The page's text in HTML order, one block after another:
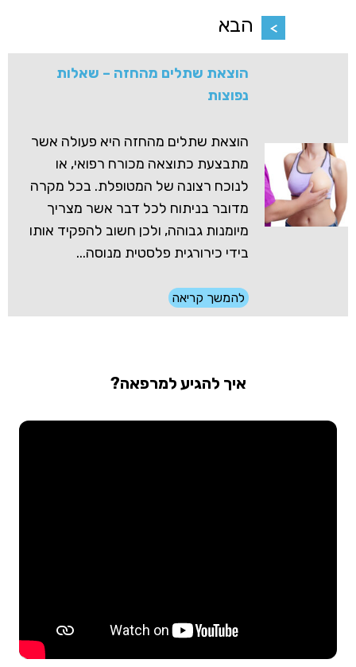
הבא
הוצאת שתלים מהחזה – שאלות
נפוצות
הוצאת שתלים מהחזה היא פעולה אשר
מתבצעת כתוצאה מכורח רפואי, או
לנוכח רצונה של המטופלת. בכל מקרה
מדובר בניתוח לכל דבר אשר מצריך
מיומנות גבוהה, ולכן חשוב להפקיד אותו
בידי כירורגית פלסטית מנוסה...
להמשך קריאה
איך להגיע למרפאה?